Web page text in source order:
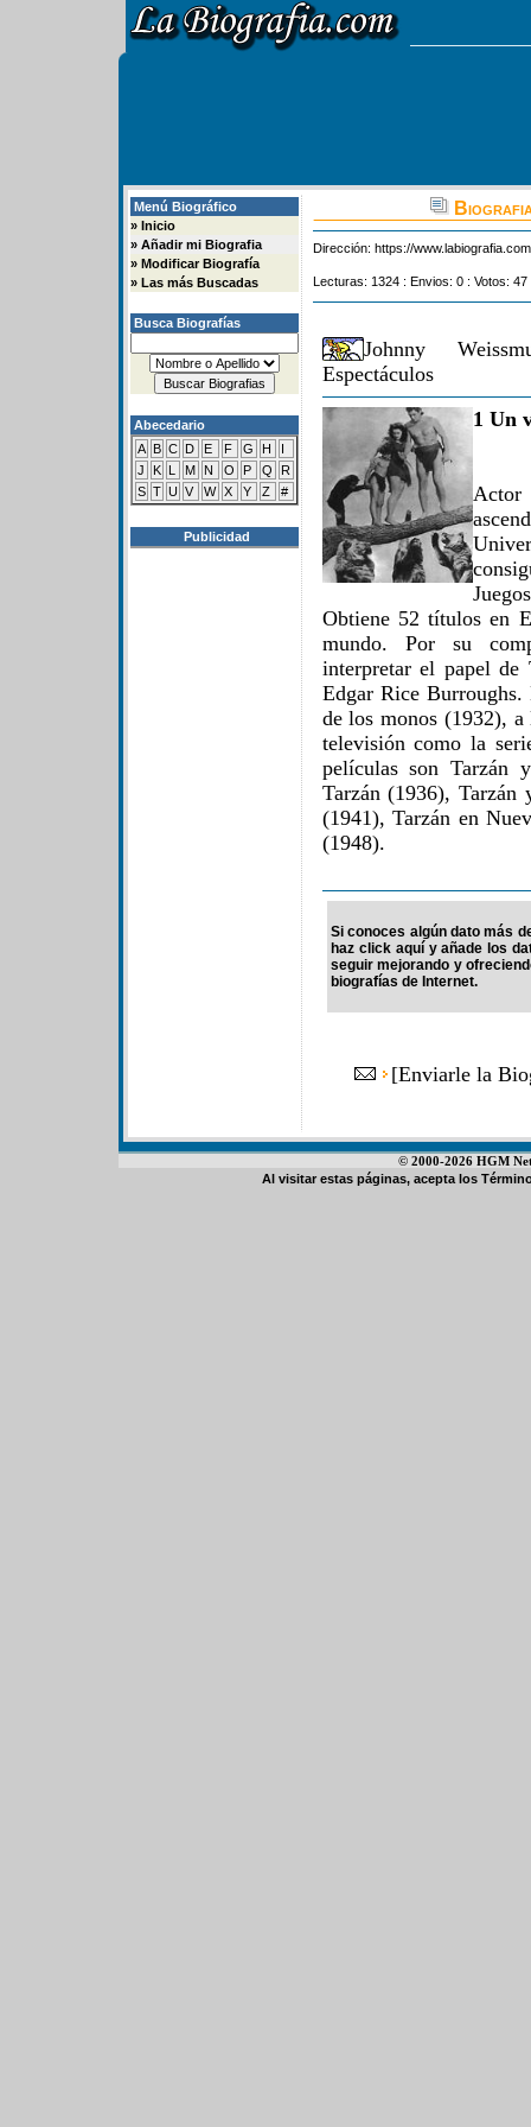
Menú Biográfico
» Inicio
» Añadir mi Biografia
» Modificar Biografía
» Las más Buscadas
Busca Biografías
Abecedario
A B C D E F G H
I
J
K L M N O P Q
R
S T U V W X Y Z #
Publicidad
Dirección: https://
Lecturas: 1324 : Envios: 0 : Votos:
Johnny
Espectáculos
1 Un
Actor
Obtiene 52 títulos en
mundo. Por su
interpretar el papel de
Edgar Rice
de los monos (1932),
televisión como la
películas son Tarzán
Tarzán (1936),
(1941), Tarzán en
(1948).
Si conoces algún dato más
haz click aquí y añade los
seguir mejorando y
biografías de Internet.
[Enviarle la
© 2000-2026 HGM
Al visitar estas páginas, acepta los